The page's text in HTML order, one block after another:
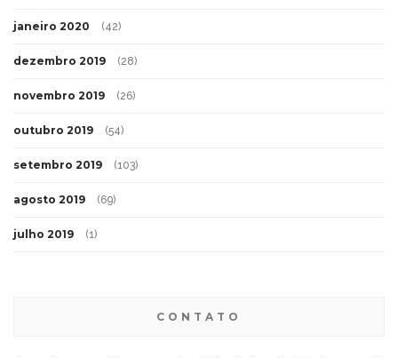
janeiro 2020 (42)
dezembro 2019 (28)
novembro 2019 (26)
outubro 2019 (54)
setembro 2019 (103)
agosto 2019 (69)
julho 2019 (1)
CONTATO